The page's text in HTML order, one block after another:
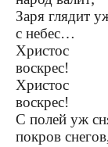
Заря глядит
с небес…
Христос
воскрес!
Христос
воскрес!
С полей уж
покров